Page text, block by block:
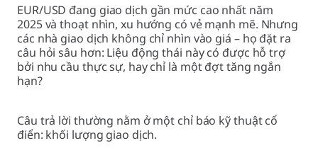
EUR/USD đang giao dịch gần mức cao nhất năm
2025 và thoạt nhìn, xu hướng có vẻ mạnh mẽ. Nhưng
các nhà giao dịch không chỉ nhìn vào giá – họ đặt ra
câu hỏi sâu hơn: Liệu động thái này có được hỗ trợ
bởi nhu cầu thực sự, hay chỉ là một đợt tăng ngắn
hạn?
Câu trả lời thường nằm ở một chỉ báo kỹ thuật cổ
điển: khối lượng giao dịch.